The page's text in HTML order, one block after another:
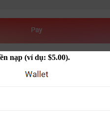
nạp (ví dụ: $5.00).